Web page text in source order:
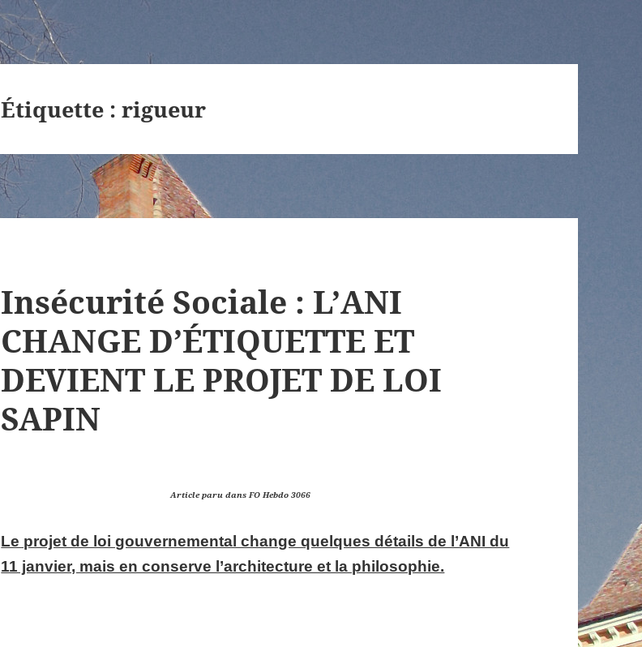
Étiquette :rigueur
Insécurité Sociale : L’ANI
CHANGE D’ÉTIQUETTE ET
DEVIENT LE PROJET DE LOI
SAPIN
Article paru dans FO Hebdo 3066
Le projet de loi gouvernemental change quelques détails de l’ANI du
11 janvier, mais en conserve l’architecture et la philosophie.